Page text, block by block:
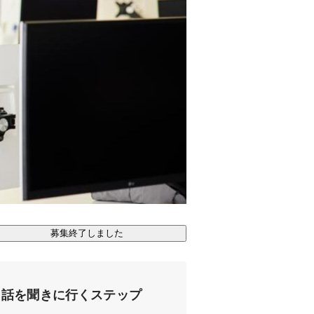
募集終了しました
話を聞きに行くステップ